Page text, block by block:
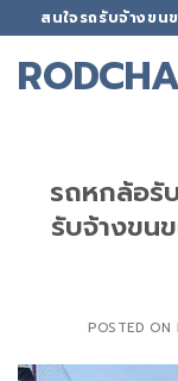
to
content
สนใจรถรับจ้างข
รถหกล้อรั
รับจ้างขน
POSTED ON